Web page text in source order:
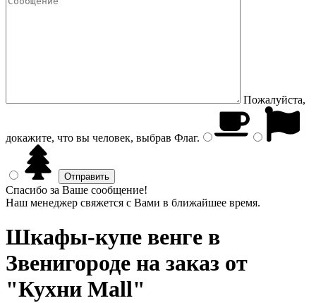
Пожалуйста,
докажите, что вы человек, выбрав Флаг.
Спасибо за Ваше сообщение!
Наш менеджер свяжется с Вами в ближайшее время.
Шкафы-купе венге в
Звенигороде на заказ от
"Кухни Mall"